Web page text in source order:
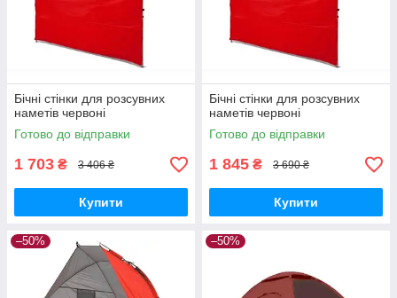
Бічні стінки для розсувних
наметів червоні
Готово до відправки
1 703 ₴ 3 406 ₴
Купити
Бічні стінки для розсувних
наметів червоні
Готово до відправки
1 845 ₴ 3 690 ₴
Купити
–50% –50%